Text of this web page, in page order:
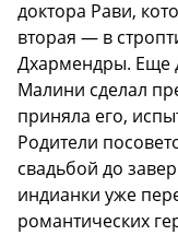
доктора Рави,
вторая — в
Дхармендры. Еще
Малини сделал
приняла его,
Родители
свадьбой до
индианки уже
романтических